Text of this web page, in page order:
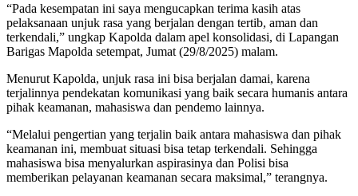
“Pada kesempatan ini saya mengucapkan terima kasih atas
pelaksanaan unjuk rasa yang berjalan dengan tertib, aman dan
terkendali,” ungkap Kapolda dalam apel konsolidasi, di Lapangan
Barigas Mapolda setempat, Jumat (29/8/2025) malam.
Menurut Kapolda, unjuk rasa ini bisa berjalan damai, karena
terjalinnya pendekatan komunikasi yang baik secara humanis antara
pihak keamanan, mahasiswa dan pendemo lainnya.
“Melalui pengertian yang terjalin baik antara mahasiswa dan pihak
keamanan ini, membuat situasi bisa tetap terkendali. Sehingga
mahasiswa bisa menyalurkan aspirasinya dan Polisi bisa
memberikan pelayanan keamanan secara maksimal,” terangnya.